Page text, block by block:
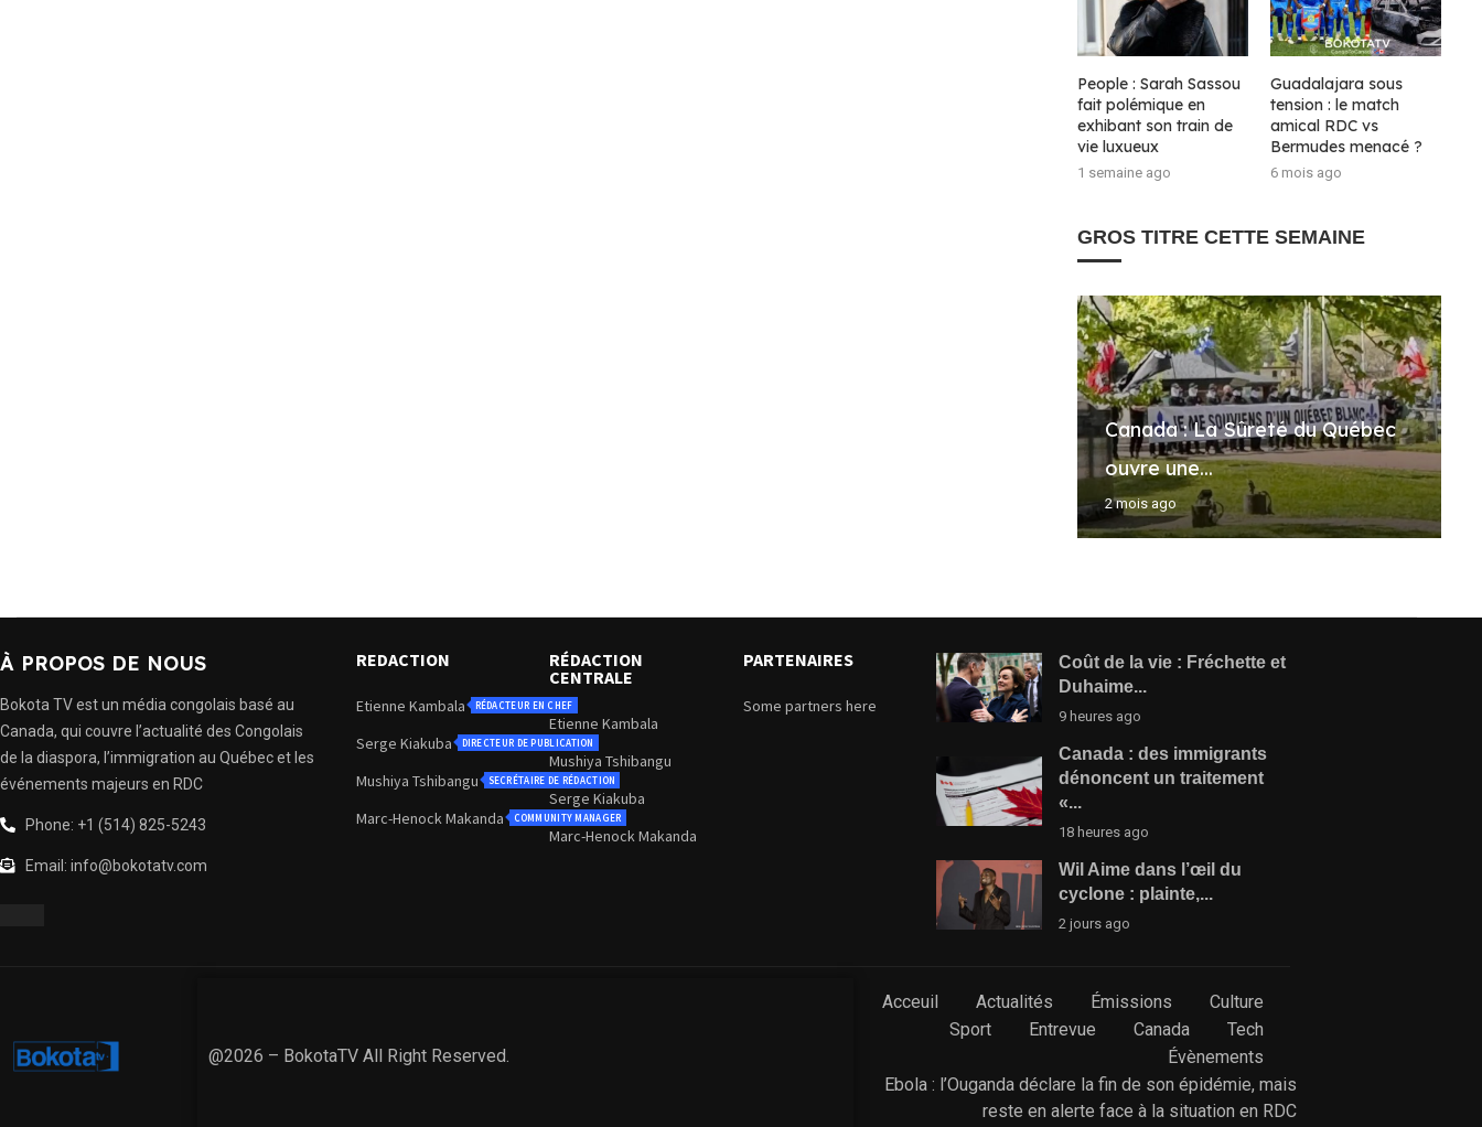
People : Sarah Sassou
fait polémique en
exhibant son train de
vie luxueux
1 semaine ago
Guadalajara sous
tension : le match
amical RDC vs
Bermudes menacé ?
6 mois ago
GROS TITRE CETTE SEMAINE
Canada : La Sûreté du Québec
ouvre une...
2 mois ago
À PROPOS DE NOUS
Bokota TV est un média congolais basé au
Canada, qui couvre l’actualité des Congolais
de la diaspora, l’immigration au Québec et les
événements majeurs en RDC
Phone: +1 (514) 825-5243
Email: info@bokotatv.com
REDACTION
Etienne Kambala RÉDACTEUR EN CHEF
Serge Kiakuba DIRECTEUR DE PUBLICATION
Mushiya Tshibangu SECRÉTAIRE DE RÉDACTION
Marc-Henock Makanda COMMUNITY MANAGER
RÉDACTION
CENTRALE
Etienne Kambala
Mushiya Tshibangu
Serge Kiakuba
Marc-Henock Makanda
PARTENAIRES
Some partners here
Coût de la vie : Fréchette et
Duhaime...
9 heures ago
Canada : des immigrants
dénoncent un traitement
«...
18 heures ago
Wil Aime dans l’œil du
cyclone : plainte,...
2 jours ago
@2026 – BokotaTV All Right Reserved.
Acceuil Actualités Émissions
Culture
Sport
Entrevue Canada
Tech
Évènements
Ebola : l’Ouganda déclare la fin de son épidémie, mais
reste en alerte face à la situation en RDC